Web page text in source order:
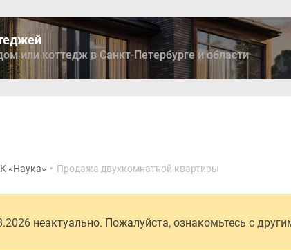
или коттедж в Санкт-Петербурге и области
«Наука» • Продажа двухкомнатной квартиры
неактуально. Пожалуйста, ознакомьтесь с